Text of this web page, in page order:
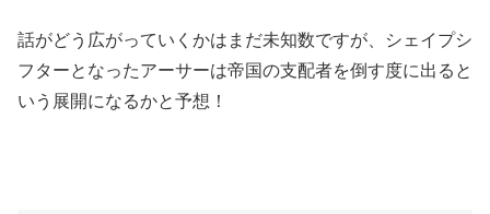
話がどう広がっていくかはまだ未知数ですが、シェイプシ
フターとなったアーサーは帝国の支配者を倒す度に出ると
いう展開になるかと予想！